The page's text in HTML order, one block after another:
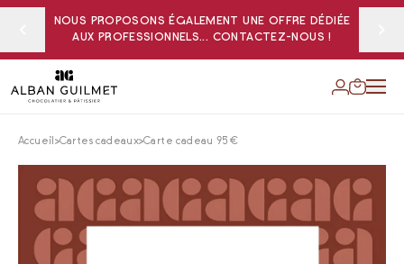
NOUS PROPOSONS ÉGALEMENT UNE OFFRE DÉDIÉE
AUX PROFESSIONNELS... CONTACTEZ-NOUS !
Accueil Cartes cadeaux Carte cadeau 95€